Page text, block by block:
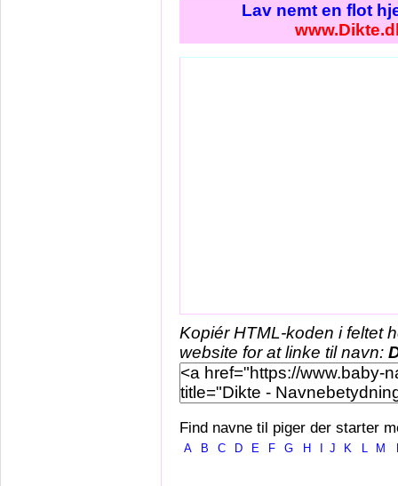
Lav nemt en flot
Kopiér HTML-koden i feltet
website for at linke til navn:
Find navne til piger der starter
A B C D E F G H J K L M